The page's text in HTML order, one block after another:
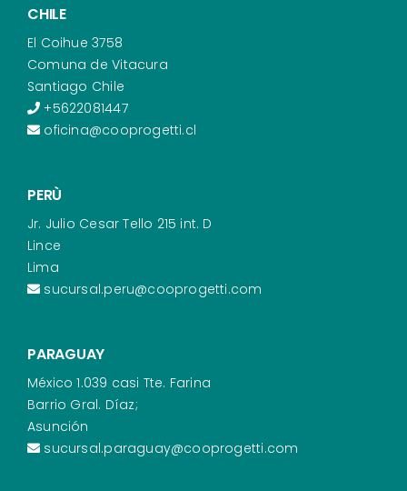
CHILE
El Coihue 3758
Comuna de Vitacura
Santiago Chile
+5622081447
oficina@cooprogetti.cl
PERÙ
Jr. Julio Cesar Tello 215 int. D
Lince
Lima
sucursal.peru@cooprogetti.com
PARAGUAY
México 1.039 casi Tte. Farina
Barrio Gral. Díaz;
Asunción
sucursal.paraguay@cooprogetti.com